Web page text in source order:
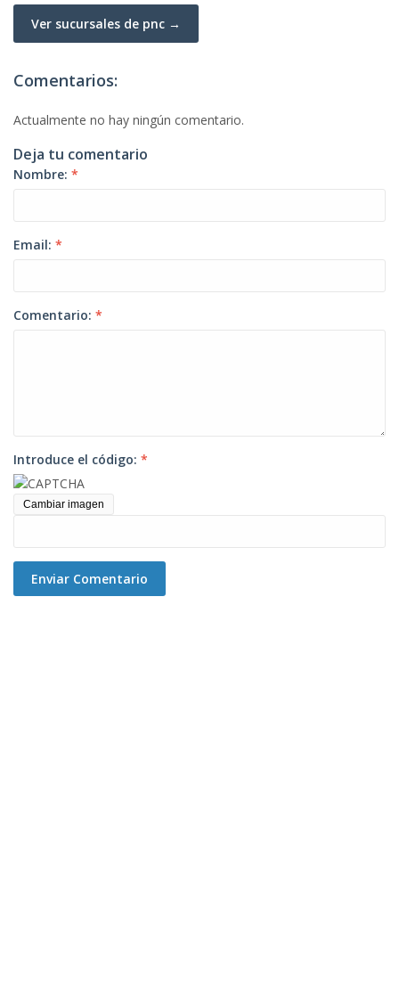
Ver sucursales de pnc →
Comentarios:
Actualmente no hay ningún comentario.
Deja tu comentario
Nombre: *
Email: *
Comentario: *
Introduce el código: *
Cambiar imagen
Enviar Comentario